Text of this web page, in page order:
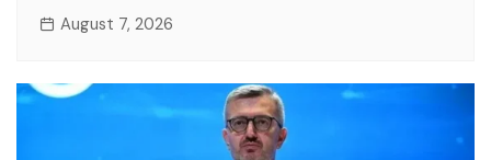
August 7, 2026